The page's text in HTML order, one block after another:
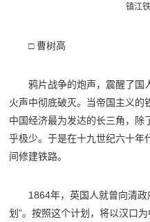
镇江
□ 曹树高
鸦片战争的炮声，震醒了国
火声中彻底破灭。当帝国主义的
中国经济最为发达的长三角，除
乎极少。于是在十九世纪六十年
间修建铁路。
1864年，英国人就曾向清
划”。按照这个计划，将以汉口